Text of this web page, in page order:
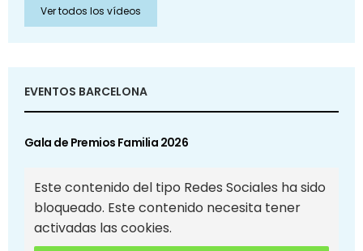
Ver todos los vídeos
EVENTOS BARCELONA
Gala de Premios Familia 2026
Este contenido del tipo Redes Sociales ha sido
bloqueado. Este contenido necesita tener
activadas las cookies.